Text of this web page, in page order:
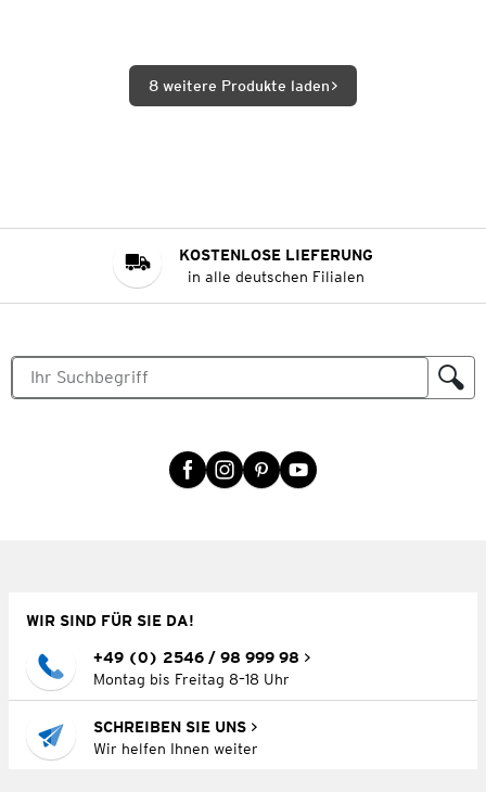
8 weitere Produkte laden
KOSTENLOSE LIEFERUNG
in alle deutschen Filialen
WIR SIND FÜR SIE DA!
+49 (0) 2546 / 98 999 98
Montag bis Freitag 8–18 Uhr
SCHREIBEN SIE UNS
Wir helfen Ihnen weiter